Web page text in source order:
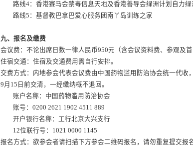
路线4：香港赛马会禁毒信息天地及香港善导会绿洲计划自力
路线5：基督教巴拿巴爱心服务团南丫岛训练之家
九、报名及缴费
会议费：不论出席日数一律人民币950元（含会议资料费、参观及
住宿交通：住宿及交通费用需自行安排。
交费方式：内地参会代表会议费由中国药物滥用防治协会统一代收
9月15日前交清，一经缴纳概不退回。
账户名称：中国药物滥用防治协会
账号：0200 2621 1902 4511 889
开户银行名称：工行北京大兴支行
12位联行号：1021 0000 1145
报名方式：欲参会者请扫描下方参会二维码报名，请勿重复提交报